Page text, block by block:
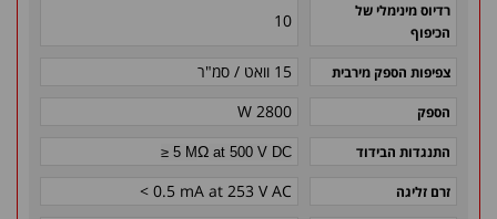
רדיוס מינימלי של
הכיפוף
10
צפיפות הספק מירבית 15 וואט / סמ"ר
הספק 2800 W
התנגדות הבידוד ≥ 5 MΩ at 500 V DC
זרם זליגה < 0.5 mA at 253 V AC